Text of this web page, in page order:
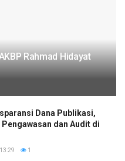
Rahmad Hidayat
Dana Publikasi,
dan Audit di
1